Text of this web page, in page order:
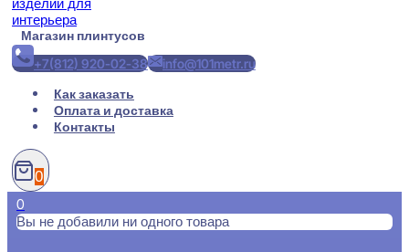
Магазин плинтусов
+7(812) 920-02-38
info@101metr.ru
Как заказать
Оплата и доставка
Контакты
0
0
Вы не добавили ни одного товара